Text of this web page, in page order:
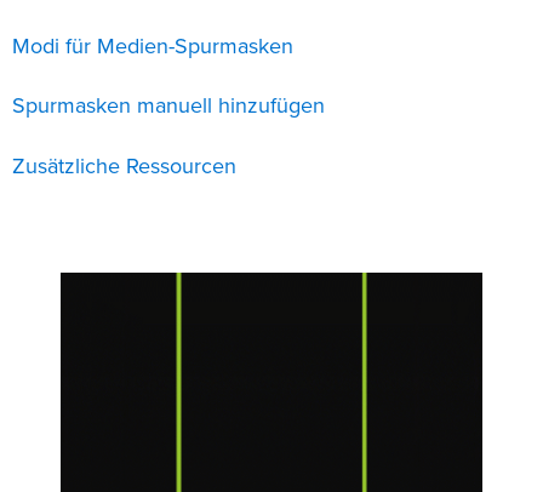
Modi für Medien-Spurmasken
Spurmasken manuell hinzufügen
Zusätzliche Ressourcen